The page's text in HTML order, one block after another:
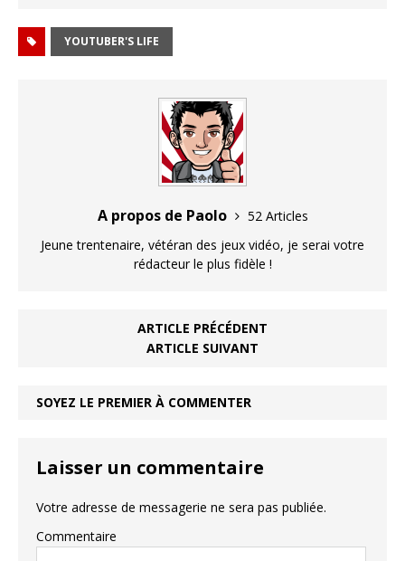
YOUTUBER'S LIFE
A propos de Paolo
52 Articles
Jeune trentenaire, vétéran des jeux vidéo, je serai votre
rédacteur le plus fidèle !
ARTICLE PRÉCÉDENT
ARTICLE SUIVANT
SOYEZ LE PREMIER À COMMENTER
Laisser un commentaire
Votre adresse de messagerie ne sera pas publiée.
Commentaire